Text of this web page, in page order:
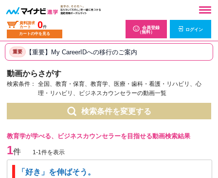
資料請求
カート
0件
カートの中を見る
会員登録
（無料）
ログイン
重要 【重要】My CareerIDへの移行のご案内
動画からさがす
検索条件：
全国、教育・保育、教育学、医療・歯科・看護・リハビリ、心
理・リハビリ、ビジネスカウンセラーの動画一覧
検索条件を変更する
教育学が学べる、ビジネスカウンセラーを目指せる動画検索結果
1件 1-1件を表示
「好き」を伸ばそう。